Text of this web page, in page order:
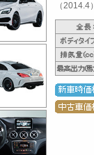
（2014.4）